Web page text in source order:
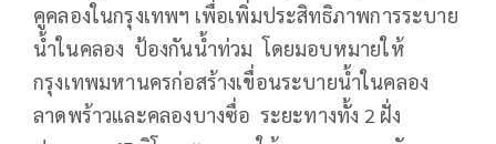
คูคลองในกรุงเทพฯ เพื่อเพิ่มประสิทธิภาพการระบาย
น้ำในคลอง ป้องกันน้ำท่วม โดยมอบหมายให้
กรุงเทพมหานครก่อสร้างเขื่อนระบายน้ำในคลอง
ลาดพร้าวและคลองบางซื่อ ระยะทางทั้ง 2 ฝั่ง